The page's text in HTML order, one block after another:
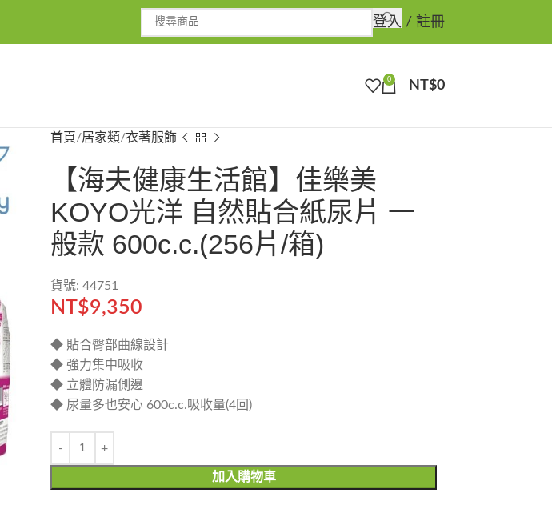
登入 / 註冊
0 NT$0
首頁 居家類 衣著服飾
【海夫健康生活館】佳樂美
KOYO光洋 自然貼合紙尿片 一
般款 600c.c.(256片/箱)
貨號: 44751
NT$9,350
◆ 貼合臀部曲線設計
◆ 強力集中吸收
◆ 立體防漏側邊
◆ 尿量多也安心 600c.c.吸收量(4回)
加入購物車